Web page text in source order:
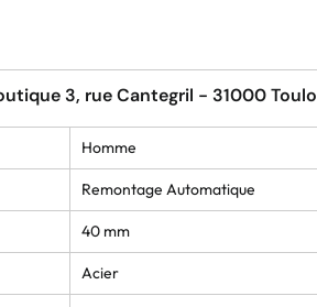
3, rue Cantegril - 31000
Homme
Remontage Automatique
40 mm
Acier